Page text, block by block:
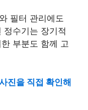
필터 관리에도
정수기는 장기적
부분도 함께 고
진을 직접 확인해